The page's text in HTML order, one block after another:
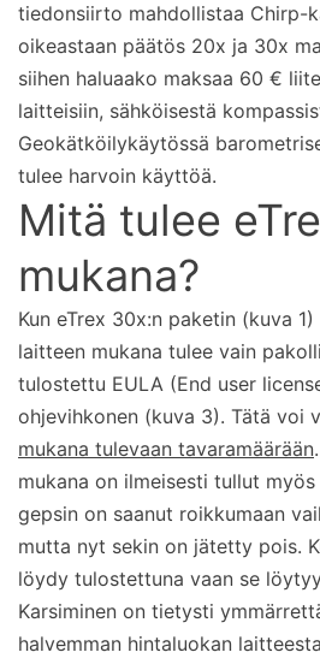
tiedonsiirto mahdollistaa Chirp-
oikeastaan päätös 20x ja 30x
siihen haluaako maksaa 60 €
laitteisiin, sähköisestä
Geokätköilykäytössä
tulee harvoin käyttöä.
Mitä tulee
mukana?
Kun eTrex 30x:n paketin (kuva
laitteen mukana tulee vain
tulostettu EULA (End user
ohjevihkonen (kuva 3). Tätä voi
mukana tulevaan tavaramäärään
mukana on ilmeisesti tullut
gepsin on saanut roikkumaan
mutta nyt sekin on jätetty pois.
löydy tulostettuna vaan se
Karsiminen on tietysti
halvemman hintaluokan